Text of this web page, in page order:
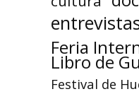
Feria
Libro de
Festival de